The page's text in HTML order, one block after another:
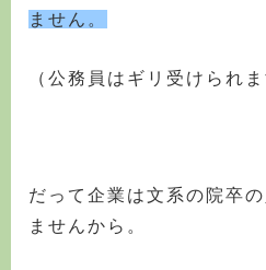
ません。
（公務員はギリ受けられま
だって企業は文系の院卒
ませんから。